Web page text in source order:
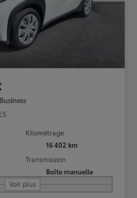
Kilométrage
16 402 km
Transmission
Boîte manuelle
Voir plus